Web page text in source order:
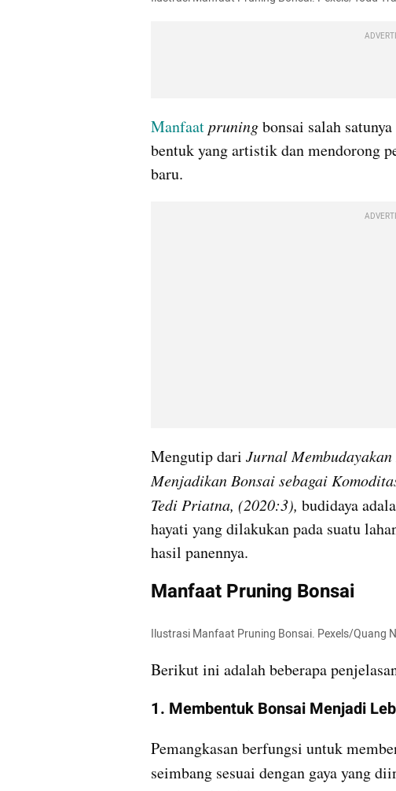
Manfaatpruning bonsai salah
bentuk yang artistik dan mendorong
baru.
Mengutip dari Jurnal
Menjadikan Bonsai sebagai
Tedi Priatna, (2020:3), budidaya
hayati yang dilakukan pada suatu
hasil panennya.
Manfaat Pruning Bonsai
Ilustrasi Manfaat Pruning Bonsai. Pexels/Quang
Berikut ini adalah beberapa
1. Membentuk Bonsai Menjadi
Pemangkasan berfungsi untuk
seimbang sesuai dengan gaya yang